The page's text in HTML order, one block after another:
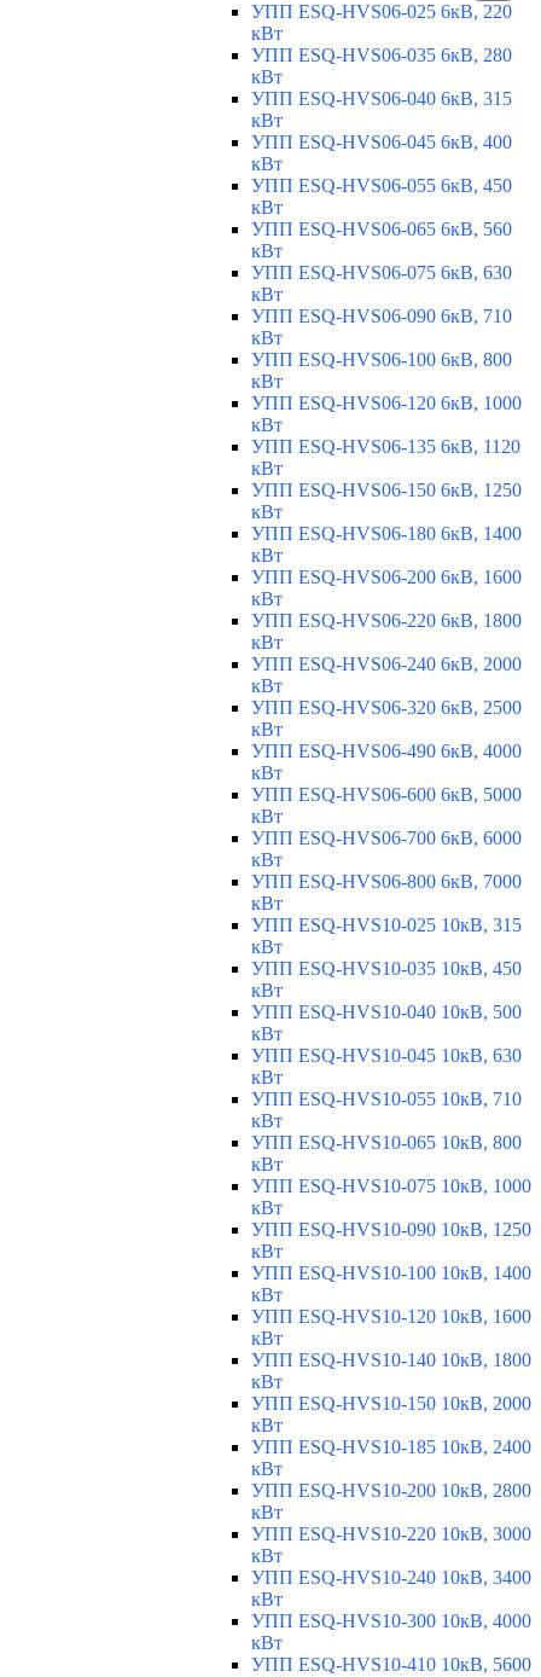
УПП ESQ-HVS06-025 6кВ, 220
кВт
УПП ESQ-HVS06-035 6кВ, 280
кВт
УПП ESQ-HVS06-040 6кВ, 315
кВт
УПП ESQ-HVS06-045 6кВ, 400
кВт
УПП ESQ-HVS06-055 6кВ, 450
кВт
УПП ESQ-HVS06-065 6кВ, 560
кВт
УПП ESQ-HVS06-075 6кВ, 630
кВт
УПП ESQ-HVS06-090 6кВ, 710
кВт
УПП ESQ-HVS06-100 6кВ, 800
кВт
УПП ESQ-HVS06-120 6кВ, 1000
кВт
УПП ESQ-HVS06-135 6кВ, 1120
кВт
УПП ESQ-HVS06-150 6кВ, 1250
кВт
УПП ESQ-HVS06-180 6кВ, 1400
кВт
УПП ESQ-HVS06-200 6кВ, 1600
кВт
УПП ESQ-HVS06-220 6кВ, 1800
кВт
УПП ESQ-HVS06-240 6кВ, 2000
кВт
УПП ESQ-HVS06-320 6кВ, 2500
кВт
УПП ESQ-HVS06-490 6кВ, 4000
кВт
УПП ESQ-HVS06-600 6кВ, 5000
кВт
УПП ESQ-HVS06-700 6кВ, 6000
кВт
УПП ESQ-HVS06-800 6кВ, 7000
кВт
УПП ESQ-HVS10-025 10кВ, 315
кВт
УПП ESQ-HVS10-035 10кВ, 450
кВт
УПП ESQ-HVS10-040 10кВ, 500
кВт
УПП ESQ-HVS10-045 10кВ, 630
кВт
УПП ESQ-HVS10-055 10кВ, 710
кВт
УПП ESQ-HVS10-065 10кВ, 800
кВт
УПП ESQ-HVS10-075 10кВ, 1000
кВт
УПП ESQ-HVS10-090 10кВ, 1250
кВт
УПП ESQ-HVS10-100 10кВ, 1400
кВт
УПП ESQ-HVS10-120 10кВ, 1600
кВт
УПП ESQ-HVS10-140 10кВ, 1800
кВт
УПП ESQ-HVS10-150 10кВ, 2000
кВт
УПП ESQ-HVS10-185 10кВ, 2400
кВт
УПП ESQ-HVS10-200 10кВ, 2800
кВт
УПП ESQ-HVS10-220 10кВ, 3000
кВт
УПП ESQ-HVS10-240 10кВ, 3400
кВт
УПП ESQ-HVS10-300 10кВ, 4000
кВт
УПП ESQ-HVS10-410 10кВ, 5600